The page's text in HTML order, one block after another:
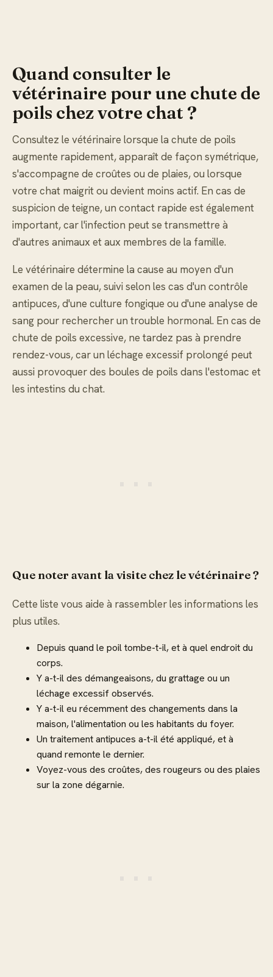
Quand consulter le
vétérinaire pour une chute de
poils chez votre chat ?
Consultez le vétérinaire lorsque la chute de poils
augmente rapidement, apparaît de façon symétrique,
s'accompagne de croûtes ou de plaies, ou lorsque
votre chat maigrit ou devient moins actif. En cas de
suspicion de teigne, un contact rapide est également
important, car l'infection peut se transmettre à
d'autres animaux et aux membres de la famille.
Le vétérinaire détermine la cause au moyen d'un
examen de la peau, suivi selon les cas d'un contrôle
antipuces, d'une culture fongique ou d'une analyse de
sang pour rechercher un trouble hormonal. En cas de
chute de poils excessive, ne tardez pas à prendre
rendez-vous, car un léchage excessif prolongé peut
aussi provoquer des boules de poils dans l'estomac et
les intestins du chat.
Que noter avant la visite chez le vétérinaire ?
Cette liste vous aide à rassembler les informations les
plus utiles.
Depuis quand le poil tombe-t-il, et à quel endroit du
corps.
Y a-t-il des démangeaisons, du grattage ou un
léchage excessif observés.
Y a-t-il eu récemment des changements dans la
maison, l'alimentation ou les habitants du foyer.
Un traitement antipuces a-t-il été appliqué, et à
quand remonte le dernier.
Voyez-vous des croûtes, des rougeurs ou des plaies
sur la zone dégarnie.